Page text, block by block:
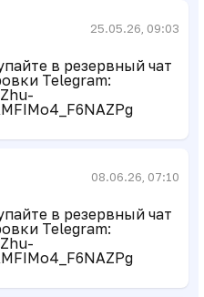
08.06.26, 07:10
в резервный чат
Telegram:
25.05.26, 09:03
в резервный чат
Telegram: